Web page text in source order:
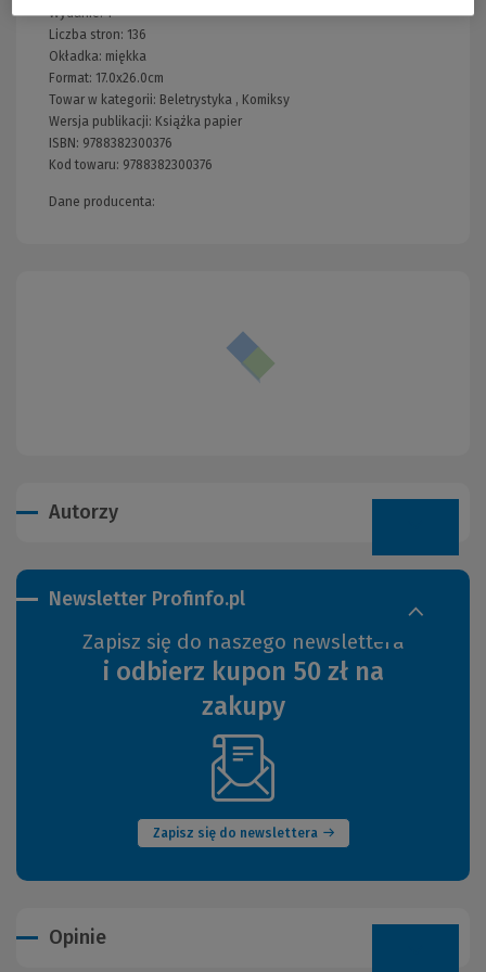
Wydanie:1
Liczba stron: 136
Okładka: miękka
Format: 17.0x26.0cm
Towar w kategorii: Beletrystyka , Komiksy
Wersja publikacji: Książka papier
ISBN: 9788382300376
Kod towaru: 9788382300376
Dane producenta:
Autorzy
Newsletter Profinfo.pl
Zapisz się do naszego newslettera
i odbierz kupon 50 zł na
zakupy
Zapisz się do newslettera
(Nowe
okno)
Opinie